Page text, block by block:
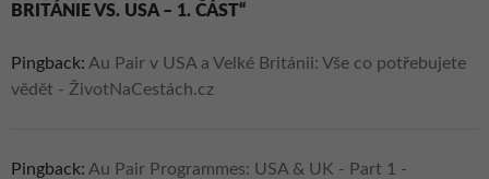
BRITÁNIE VS. USA – 1. ČÁST“
Pingback: Au Pair v USA a Velké Británii: Vše co potřebujete
vědět - ŽivotNaCestách.cz
Pingback: Au Pair Programmes: USA & UK - Part 1 -